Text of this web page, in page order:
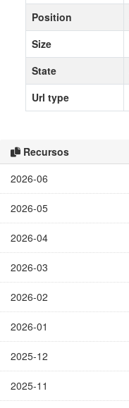
Recursos
2026-06
2026-05
2026-04
2026-03
2026-02
2026-01
2025-12
2025-11
Position
Size
State
Url type